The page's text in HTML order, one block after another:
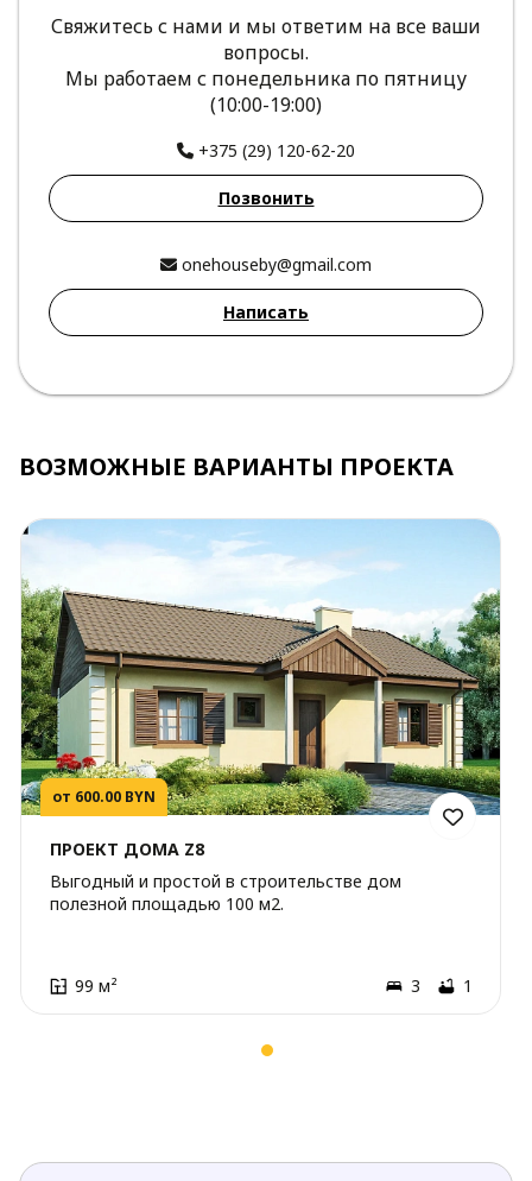
Свяжитесь с нами и мы ответим на все ваши
вопросы.
Мы работаем с понедельника по пятницу
(10:00-19:00)
+375 (29) 120-62-20
Позвонить
onehouseby@gmail.com
Написать
ВОЗМОЖНЫЕ ВАРИАНТЫ ПРОЕКТА
от 600.00 BYN
ПРОЕКТ ДОМА Z8
Выгодный и простой в строительстве дом
полезной площадью 100 м2.
99 м² 3 1